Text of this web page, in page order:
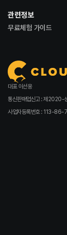
관련정보
무료체험 가이드
대표 이선웅
통신판매업신고 : 제
사업자등록번호 : 113-